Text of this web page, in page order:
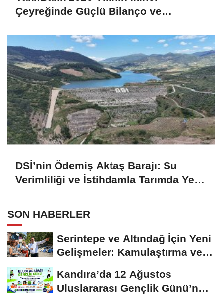
Çeyreğinde Güçlü Bilanço ve
DSİ’nin Ödemiş Aktaş Barajı: Su
Verimliliği ve İstihdamla Tarımda Yeni
SON HABERLER
Serintepe ve Altındağ İçin Yeni
Gelişmeler: Kamulaştırma ve
Kandıra’da 12 Ağustos
Uluslararası Gençlik Günü’nde